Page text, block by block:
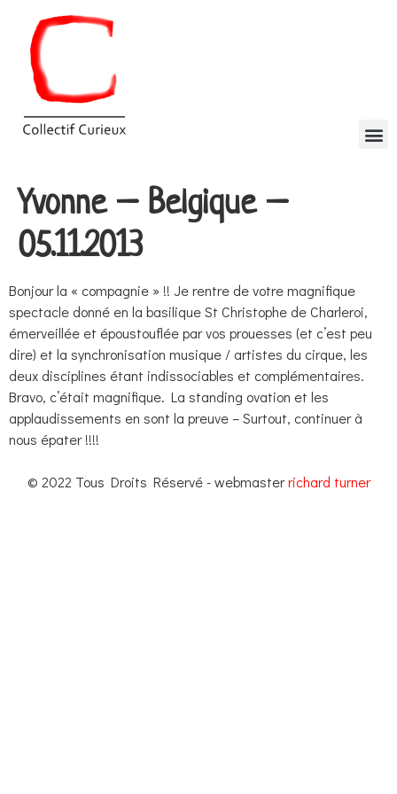
Yvonne – Belgique –
05.11.2013
Bonjour la « compagnie » !! Je rentre de votre magnifique
spectacle donné en la basilique St Christophe de Charleroi,
émerveillée et époustouflée par vos prouesses (et c’est peu
dire) et la synchronisation musique / artistes du cirque, les
deux disciplines étant indissociables et complémentaires.
Bravo, c’était magnifique. La standing ovation et les
applaudissements en sont la preuve – Surtout, continuer à
nous épater !!!!
© 2022 Tous Droits Réservé - webmasterrichard turner